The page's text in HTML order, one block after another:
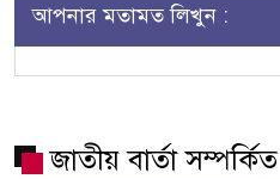
আপনার মতামত লিখুন :
জাতীয় বার্তা